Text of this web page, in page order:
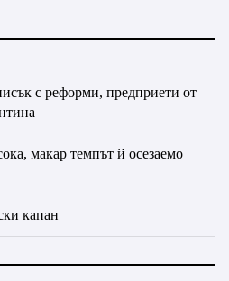
с реформи, предприети от
макар темпът й осезаемо
капан